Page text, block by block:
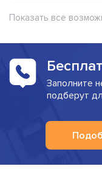
Показать все
Заполните
подберут